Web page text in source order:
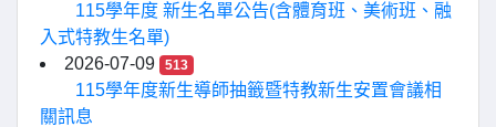
115學年度 新生名單公告(含體育班、美術班、融
入式特教生名單)
2026-07-09
513
115學年度新生導師抽籤暨特教新生安置會議相
關訊息